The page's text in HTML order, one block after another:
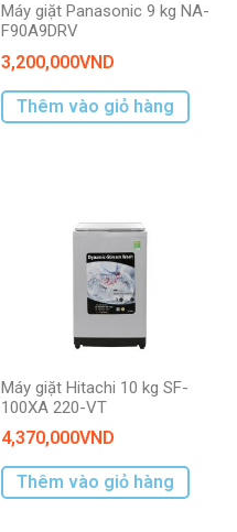
Máy giặt Panasonic 9 kg NA-
F90A9DRV
3,200,000VND
Thêm vào giỏ hàng
Máy giặt Hitachi 10 kg SF-
100XA 220-VT
4,370,000VND
Thêm vào giỏ hàng